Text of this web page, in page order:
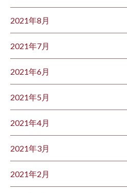
2021年8月
2021年7月
2021年6月
2021年5月
2021年4月
2021年3月
2021年2月